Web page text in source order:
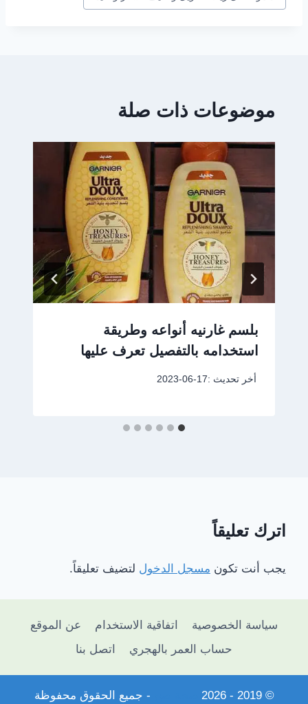
موضوعات ذات صلة
بلسم غارنيه أنواعه وطريقة
استخدامه بالتفصيل تعرف عليها
أخر تحديث :2023-06-17
اترك تعليقاً
يجب أنت تكون مسجل الدخول لتضيف تعليقاً.
سياسة الخصوصية اتفاقية الاستخدام
عن الموقع
حساب العمر بالهجري
اتصل بنا
© 2019 - 2026 - جميع الحقوق محفوظة